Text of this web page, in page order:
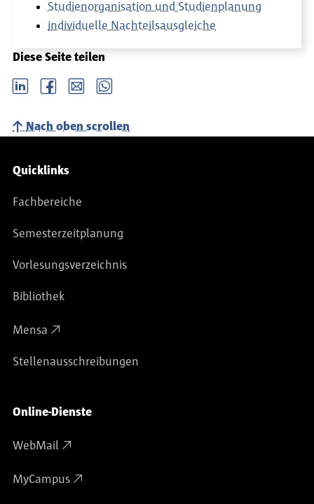
Studienorganisation und Studienplanung
individuelle Nachteilsausgleiche
Diese Seite teilen
LinkedIn Facebook email Whatsapp
Nach oben scrollen
Service-Navigation
Quicklinks
Fachbereiche
Semesterzeitplanung
Vorlesungsverzeichnis
Bibliothek
Mensa
Stellenausschreibungen
Online-Dienste
WebMail
MyCampus